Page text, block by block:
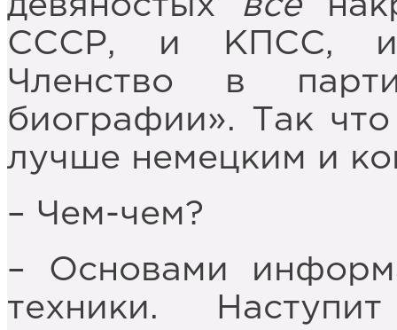
СССР, и КПСС, и
Членство в
биографии». Так
лучше немецким и
– Чем-чем?
– Основами
техники.